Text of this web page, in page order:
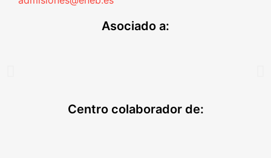
Asociado a:
Centro colaborador de: